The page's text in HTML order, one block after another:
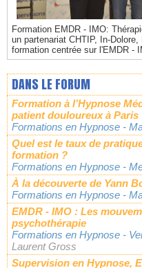
Formation EMDR - IMO:
un partenariat CHTIP, In-
formation centrée sur l'EMDR -
DANS LE FORUM
Formation à l’Hypnose
patient douloureux à Paris
Formations en Hypnose -
Quel est le taux de
formation ?
Formations en Hypnose -
À la découverte de Yann
Formations en Hypnose -
EMDR - IMO : Les
psychothérapie
Formations en Hypnose -
Laurent Gross
Supervision en Hypnose,